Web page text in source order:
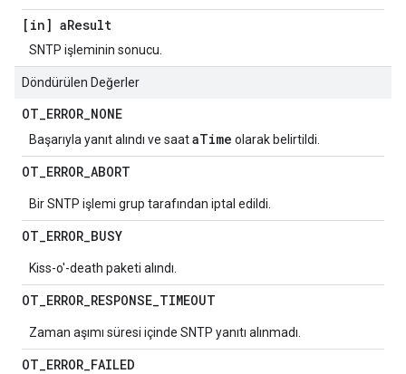
[in] aResult
SNTP işleminin sonucu.
Döndürülen Değerler
OT_ERROR_NONE
Başarıyla yanıt alındı ve saataTime olarak belirtildi.
OT_ERROR_ABORT
Bir SNTP işlemi grup tarafından iptal edildi.
OT_ERROR_BUSY
Kiss-o'-death paketi alındı.
OT_ERROR_RESPONSE_TIMEOUT
Zaman aşımı süresi içinde SNTP yanıtı alınmadı.
OT_ERROR_FAILED